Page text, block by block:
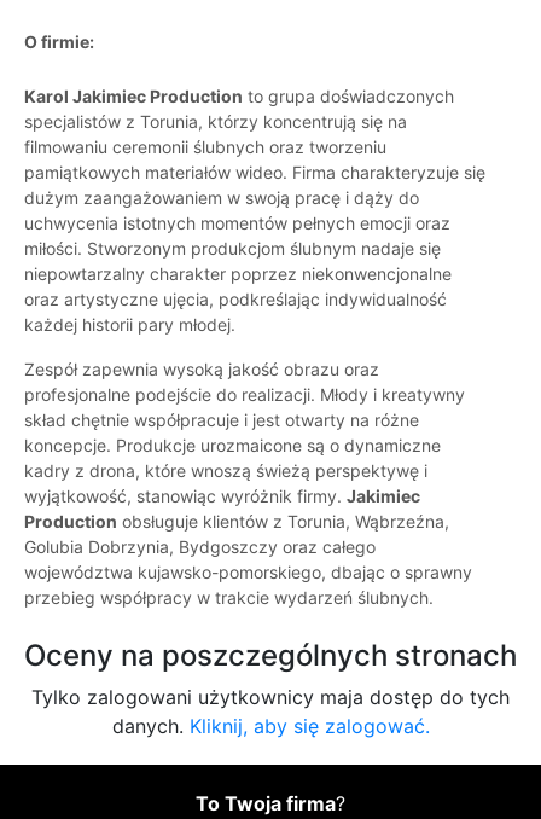
O firmie:
Karol Jakimiec Production to grupa doświadczonych
specjalistów z Torunia, którzy koncentrują się na
filmowaniu ceremonii ślubnych oraz tworzeniu
pamiątkowych materiałów wideo. Firma charakteryzuje się
dużym zaangażowaniem w swoją pracę i dąży do
uchwycenia istotnych momentów pełnych emocji oraz
miłości. Stworzonym produkcjom ślubnym nadaje się
niepowtarzalny charakter poprzez niekonwencjonalne
oraz artystyczne ujęcia, podkreślając indywidualność
każdej historii pary młodej.
Zespół zapewnia wysoką jakość obrazu oraz
profesjonalne podejście do realizacji. Młody i kreatywny
skład chętnie współpracuje i jest otwarty na różne
koncepcje. Produkcje urozmaicone są o dynamiczne
kadry z drona, które wnoszą świeżą perspektywę i
wyjątkowość, stanowiąc wyróżnik firmy. Jakimiec
Production obsługuje klientów z Torunia, Wąbrzeźna,
Golubia Dobrzynia, Bydgoszczy oraz całego
województwa kujawsko-pomorskiego, dbając o sprawny
przebieg współpracy w trakcie wydarzeń ślubnych.
Oceny na poszczególnych stronach
Tylko zalogowani użytkownicy maja dostęp do tych
danych. Kliknij, aby się zalogować.
To Twoja firma?